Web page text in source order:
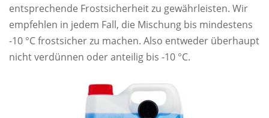
entsprechende Frostsicherheit zu gewährleisten. Wir
empfehlen in jedem Fall, die Mischung bis mindestens
-10 °C frostsicher zu machen. Also entweder überhaupt
nicht verdünnen oder anteilig bis -10 °C.